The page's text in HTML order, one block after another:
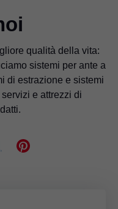
qualità della vita:
sistemi per ante a
di estrazione e sistemi
e attrezzi di